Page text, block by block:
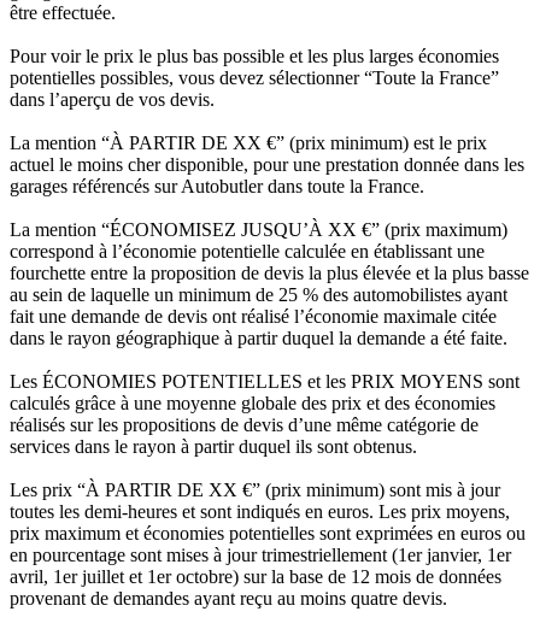
être effectuée.
Pour voir le prix le plus bas possible et les plus larges économies
potentielles possibles, vous devez sélectionner “Toute la France”
dans l’aperçu de vos devis.
La mention “À PARTIR DE XX €” (prix minimum) est le prix
actuel le moins cher disponible, pour une prestation donnée dans les
garages référencés sur Autobutler dans toute la France.
La mention “ÉCONOMISEZ JUSQU’À XX €” (prix maximum)
correspond à l’économie potentielle calculée en établissant une
fourchette entre la proposition de devis la plus élevée et la plus basse
au sein de laquelle un minimum de 25 % des automobilistes ayant
fait une demande de devis ont réalisé l’économie maximale citée
dans le rayon géographique à partir duquel la demande a été faite.
Les ÉCONOMIES POTENTIELLES et les PRIX MOYENS sont
calculés grâce à une moyenne globale des prix et des économies
réalisés sur les propositions de devis d’une même catégorie de
services dans le rayon à partir duquel ils sont obtenus.
Les prix “À PARTIR DE XX €” (prix minimum) sont mis à jour
toutes les demi-heures et sont indiqués en euros. Les prix moyens,
prix maximum et économies potentielles sont exprimées en euros ou
en pourcentage sont mises à jour trimestriellement (1er janvier, 1er
avril, 1er juillet et 1er octobre) sur la base de 12 mois de données
provenant de demandes ayant reçu au moins quatre devis.